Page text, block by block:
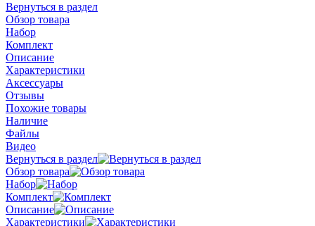
Вернуться в раздел
Обзор товара
Набор
Комплект
Описание
Характеристики
Аксессуары
Отзывы
Похожие товары
Наличие
Файлы
Видео
Вернуться в раздел
Обзор товара
Набор
Комплект
Описание
Характеристики